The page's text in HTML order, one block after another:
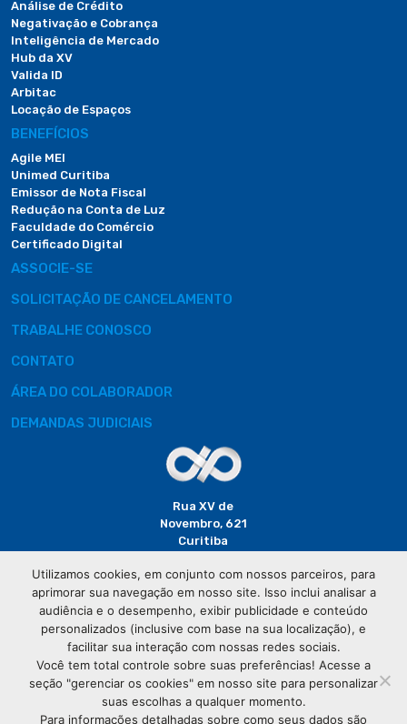
Análise de Crédito
Negativação e Cobrança
Inteligência de Mercado
Hub da XV
Valida ID
Arbitac
Locação de Espaços
BENEFÍCIOS
Agile MEI
Unimed Curitiba
Emissor de Nota Fiscal
Redução na Conta de Luz
Faculdade do Comércio
Certificado Digital
ASSOCIE-SE
SOLICITAÇÃO DE CANCELAMENTO
TRABALHE CONOSCO
CONTATO
ÁREA DO COLABORADOR
DEMANDAS JUDICIAIS
Rua XV de
Novembro, 621
Curitiba
(41) 3320-
2929
Utilizamos cookies, em conjunto com nossos parceiros, para
aprimorar sua navegação em nosso site. Isso inclui analisar a
audiência e o desempenho, exibir publicidade e conteúdo
personalizados (inclusive com base na sua localização), e
facilitar sua interação com nossas redes sociais.
Você tem total controle sobre suas preferências! Acesse a
seção "gerenciar os cookies" em nosso site para personalizar
suas escolhas a qualquer momento.
Para informações detalhadas sobre como seus dados são